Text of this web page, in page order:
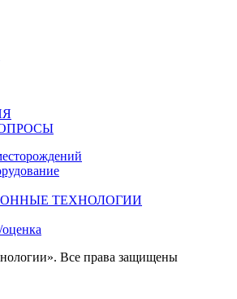
ТЕХНОЛОГИИ
Все права защищены